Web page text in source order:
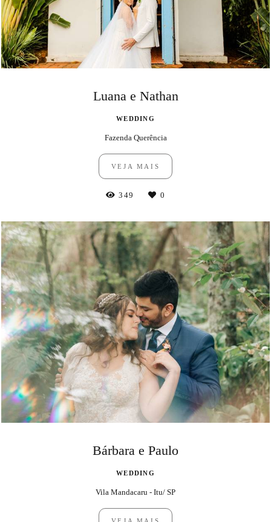
Luana e Nathan
WEDDING
Fazenda Querência
VEJA MAIS
349 0
Bárbara e Paulo
WEDDING
Vila Mandacaru - Itu/ SP